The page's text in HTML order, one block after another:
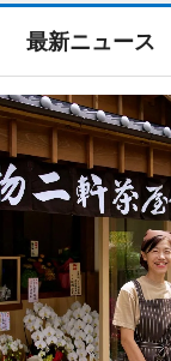
最新ニュース